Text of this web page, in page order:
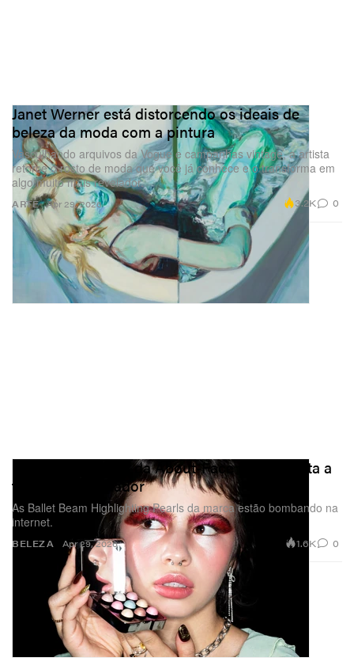
ARTE
Janet Werner está distorcendo os ideais de
beleza da moda com a pintura
Vasculhando arquivos da Vogue e campanhas vintage, a artista
retorce o rosto de moda que você já conhece e o transforma em
algo muito mais revelador.
Apr 29, 2026 3.2K 0
BELEZA
Novo lançamento da About-Face traz de volta a
febre do iluminador
As Ballet Beam Highlighting Pearls da marca estão bombando na
internet.
Apr 29, 2026 1.6K 0